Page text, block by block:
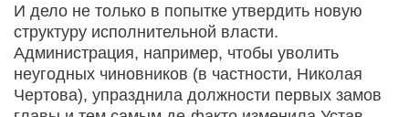
И дело не только в попытке утвердить новую
структуру исполнительной власти.
Администрация, например, чтобы уволить
неугодных чиновников (в частности, Николая
Чертова), упразднила должности первых замов